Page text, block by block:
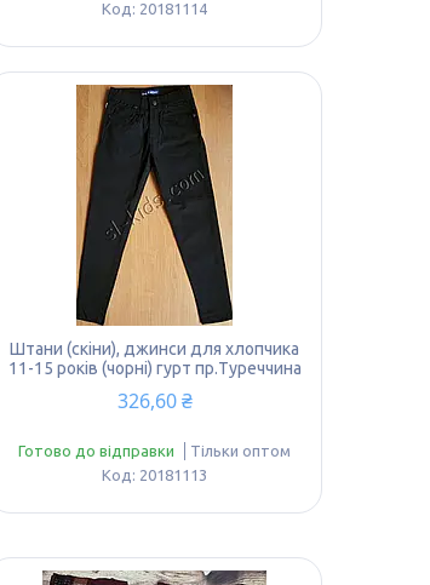
20181114
Штани (скіни), джинси для хлопчика
11-15 років (чорні) гурт пр.Туреччина
326,60 ₴
Готово до відправки
Тільки оптом
20181113